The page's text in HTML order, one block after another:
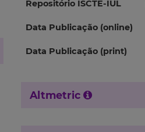
Repositório ISCTE-IUL
Data Publicação (online)
Data Publicação (print)
Altmetric